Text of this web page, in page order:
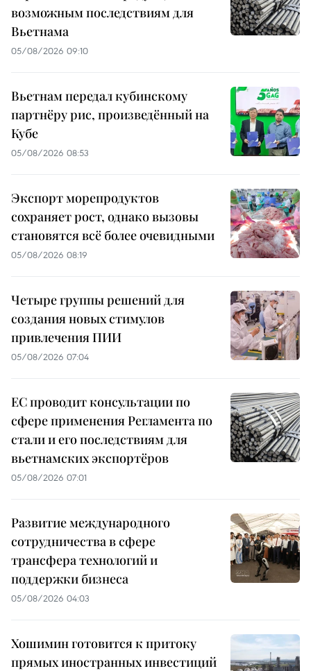
возможным последствиям для
Вьетнама
05/08/2026 09:10
Вьетнам передал кубинскому
партнёру рис, произведённый на
Кубе
05/08/2026 08:53
Экспорт морепродуктов
сохраняет рост, однако вызовы
становятся всё более очевидными
05/08/2026 08:19
Четыре группы решений для
создания новых стимулов
привлечения ПИИ
05/08/2026 07:04
ЕС проводит консультации по
сфере применения Регламента по
стали и его последствиям для
вьетнамских экспортёров
05/08/2026 07:01
Развитие международного
сотрудничества в сфере
трансфера технологий и
поддержки бизнеса
05/08/2026 04:03
Хошимин готовится к притоку
прямых иностранных инвестиций